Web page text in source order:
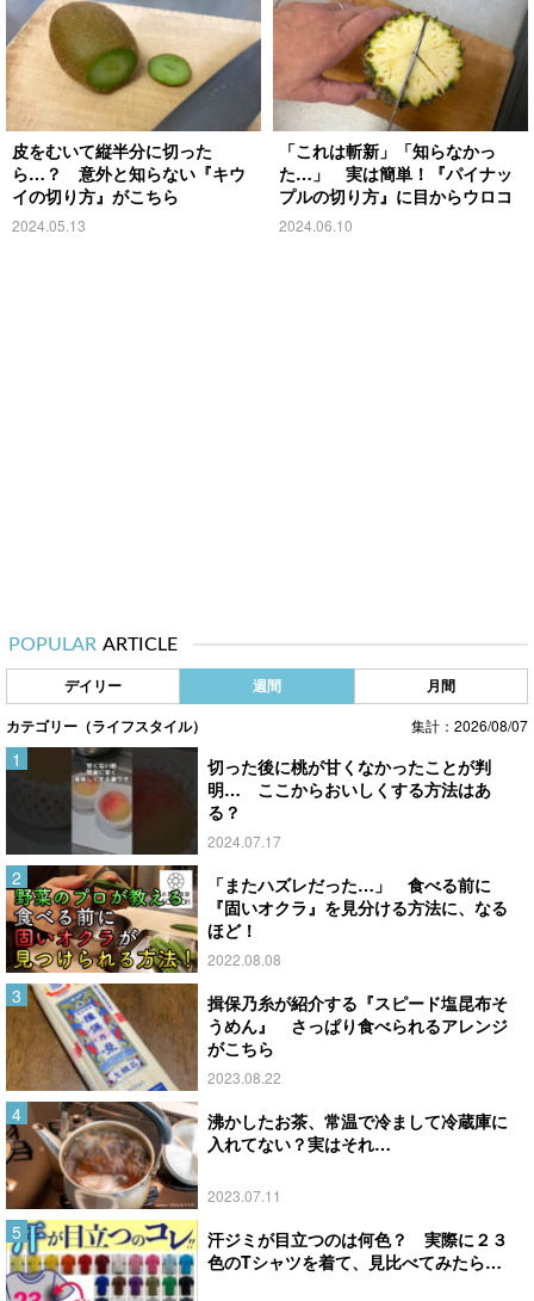
皮をむいて縦半分に切った
ら…？ 意外と知らない『キウ
イの切り方』がこちら
2024.05.13
「これは斬新」「知らなかっ
た…」 実は簡単！『パイナッ
プルの切り方』に目からウロコ
2024.06.10
POPULAR ARTICLE
デイリー 週間 月間
カテゴリー（ライフスタイル） 集計：2026/08/07
切った後に桃が甘くなかったことが判
明… ここからおいしくする方法はあ
る？
2024.07.17
「またハズレだった…」 食べる前に
『固いオクラ』を見分ける方法に、なる
ほど！
2022.08.08
揖保乃糸が紹介する『スピード塩昆布そ
うめん』 さっぱり食べられるアレンジ
がこちら
2023.08.22
沸かしたお茶、常温で冷まして冷蔵庫に
入れてない？実はそれ…
2023.07.11
汗ジミが目立つのは何色？ 実際に２３
色のTシャツを着て、見比べてみたら…